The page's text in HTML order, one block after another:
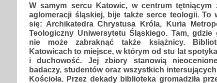
W samym sercu Katowic, w centrum tętniącym
aglomeracji śląskiej, bije także serce teologii. To
się: Archikatedra Chrystusa Króla, Kuria
Teologiczny Uniwersytetu Śląskiego. Tam, gdzie
nie może zabraknąć także książnicy.
Katowicach to miejsce, w którym od stu lat
i duchowość. Jej zbiory stanowią
badaczy, studentów oraz wszystkich
Kościoła. Przez dekady biblioteka gromadziła